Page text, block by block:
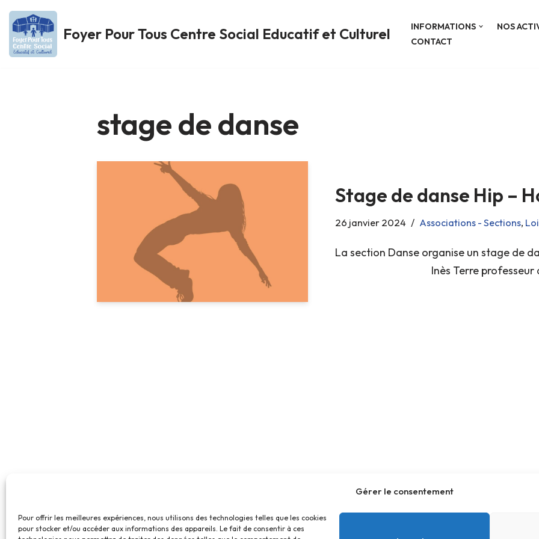
Gérer le consentement
Pour offrir les meilleures expériences, nous utilisons des technologies telles que les cookies
pour stocker et/ou accéder aux informations des appareils. Le fait de consentir à ces
Aller
au
Foyer Pour Tous Centre Social Educatif et Culturel INFORMATIONS NOS
CONTACT
stage de danse
Stage de danse Hip –
26 janvier 2024 Associations - Sections,
La section Danse organise un stage de
Inès Terre professeur